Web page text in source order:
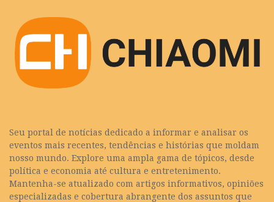
Seu portal de notícias dedicado a informar e analisar os
eventos mais recentes, tendências e histórias que moldam
nosso mundo. Explore uma ampla gama de tópicos, desde
política e economia até cultura e entretenimento.
Mantenha-se atualizado com artigos informativos, opiniões
especializadas e cobertura abrangente dos assuntos que